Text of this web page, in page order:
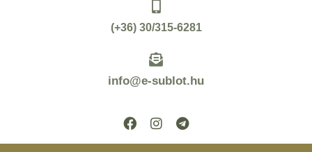
(+36) 30/315-6281
info@e-sublot.hu